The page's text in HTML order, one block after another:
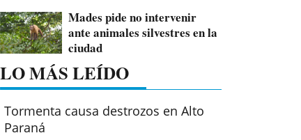
Mades pide no intervenir
ante animales silvestres en la
ciudad
LO MÁS LEÍDO
Tormenta causa destrozos en Alto
Paraná